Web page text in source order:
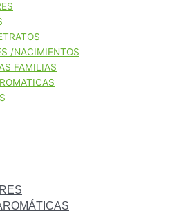
/NACIMIENTOS
FAMILIAS